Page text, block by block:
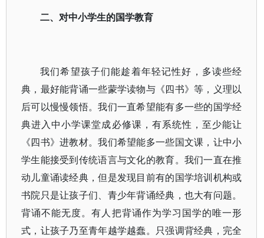
二、对中小学生的国学教育
我们希望孩子们能趁着年轻记性好，多读些经
典，最好能背诵一些蒙学读物与《四书》等，义理以
后可以慢慢领悟。我们一直希望能有多一些的国学经
典进入中小学课堂成必修课，有系统性，至少能让
《四书》进教材。我们希望能多一些国文课，让中小
学生能接受到传统语言与文化的教育。我们一直在推
动儿童诵读经典，但是发现目前有的国学培训机构或
书院只是让孩子们、青少年背诵经典，也大有问题。
背诵不能无度。有人把背诵作为学习国学的唯一形
式，让孩子乃至青年越学越蠢。只强调背经典，完全